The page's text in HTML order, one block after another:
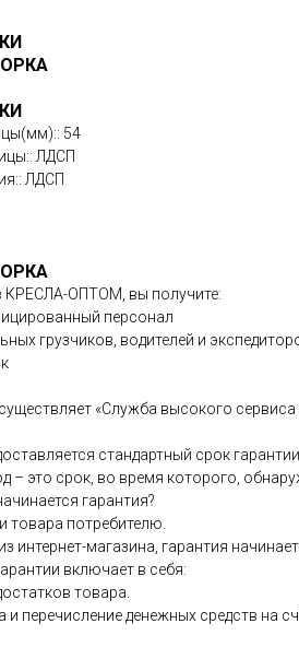
54
ЛДСП
ЛДСП
КРЕСЛА-ОПТОМ, вы получите:
персонал
грузчиков, водителей и
«Служба высокого
стандартный срок гарантии
– это срок, во время которого,
гарантия?
товара потребителю.
интернет-магазина, гарантия
включает в себя:
товара.
перечисление денежных средств на